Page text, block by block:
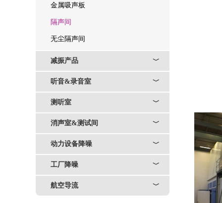
金属吸声板
隔声间
无尘隔声间
﹀
减振产品
﹀
听音&录音室
﹀
测听室
﹀
消声室&测试间
﹀
动力设备降噪
﹀
工厂降噪
﹀
航空导流